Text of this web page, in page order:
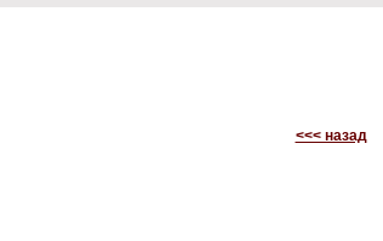
<<< назад